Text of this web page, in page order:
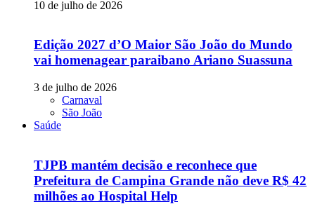
10 de julho de 2026
Edição 2027 d’O Maior São João do Mundo
vai homenagear paraibano Ariano Suassuna
3 de julho de 2026
Carnaval
São João
Saúde
TJPB mantém decisão e reconhece que
Prefeitura de Campina Grande não deve R$ 42
milhões ao Hospital Help